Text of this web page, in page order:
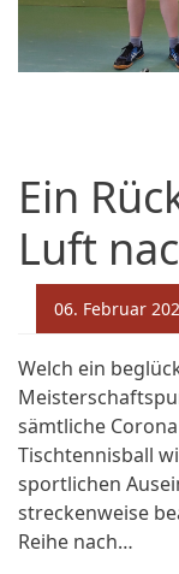
Ein
Luft
06. Februar
Welch ein
sämtliche
Tischtennisball
sportlichen
streckenweise
Reihe nach…